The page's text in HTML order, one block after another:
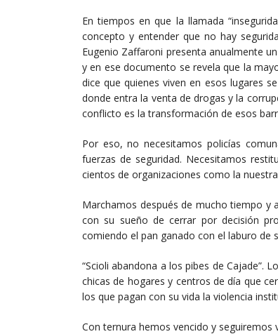
En tiempos en que la llamada
concepto y entender que no hay
Eugenio Zaffaroni presenta anualmente
y en ese documento se revela que la
dice que quienes viven en esos lugares
donde entra la venta de drogas y la
conflicto es la transformación de esos
Por eso, no necesitamos policías
fuerzas de seguridad. Necesitamos
cientos de organizaciones como la
Marchamos después de mucho tiempo y
con su sueño de cerrar por decisión
comiendo el pan ganado con el laburo de
“Scioli abandona a los pibes de Cajade”.
chicas de hogares y centros de día que
los que pagan con su vida la violencia
Con ternura hemos vencido y seguiremos